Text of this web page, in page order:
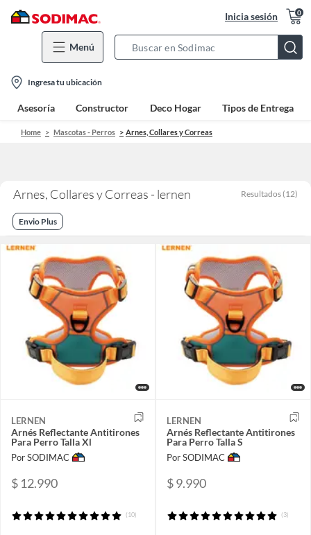
Inicia sesión 0
Menú
Bar
location-
icon
Ingresa tu ubicación
Asesoría Constructor Deco Hogar Tipos de Entrega
Home Mascotas - Perros Arnes, Collares y Correas
Arnes, Collares y Correas - lernen Resultados (12)
Envio Plus
LERNEN
Arnés Reflectante Antitirones
Para Perro Talla Xl
Por SODIMAC
$ 12.990
(10)
LERNEN
Arnés Reflectante Antitirones
Para Perro Talla S
Por SODIMAC
$ 9.990
(3)